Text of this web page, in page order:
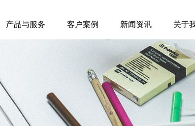
产品与服务 客户案例 新闻资讯 关于